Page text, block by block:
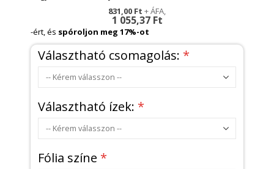
1 055,37 Ft
831,00 Ft
-ért, és spóroljon meg 17%-ot
Választható csomagolás:
Választható ízek:
Fólia színe